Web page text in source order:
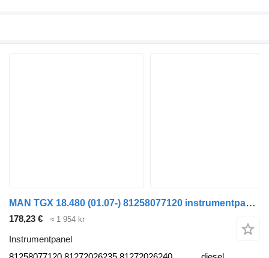
MAN TGX 18.480 (01.07-) 81258077120 instrumentpanel till MAN TGL, TGM, TGS, TGX (2005-2021) dragbil
178,23 € ≈ 1 954 kr
Instrumentpanel